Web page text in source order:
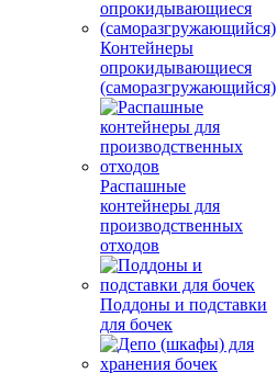
Контейнеры
опрокидывающиеся
(саморазгружающийся)
Распашные
контейнеры для
производственных
отходов
Поддоны и подставки
для бочек